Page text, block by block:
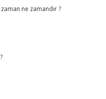
ne zamandır ?